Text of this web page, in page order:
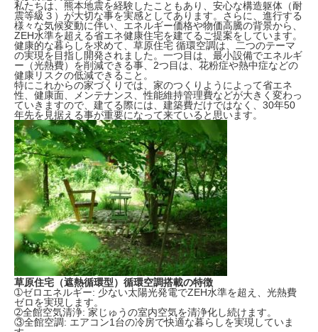
私たちは、熊本地震を経験したこともあり、安心な構造躯体（耐
震等級３）が大切な事を実感としてあります。さらに、進行する
様々な気候変動に伴い、エネルギー価格や物価高騰の背景から、
ZEH水準を超える省エネ健康住宅を建てるご提案をしています。
健康的な暮らしを求めて、草原住宅 循環空調は、二つのテーマ
の実現を目指し開発されました。一つ目は、最小設備でエネルギ
ー（光熱費）を削減できる事、2つ目は、花粉症や熱中症などの
健康リスクの低減できること。
特にこれからの家づくりでは、家のつくりようによって省エネ
性、健康面、メンテナンス、性能維持管理費などが大きく変わっ
ていきますので、建てる際には、建築費だけではなく、30年50
年先を見据える事が重要になって来ていると思います。
草原住宅（遮熱循環型）循環空調搭載の特徴
➀ゼロエネルギー: 少ない太陽光発電でZEH水準を超え、光熱費
ゼロを実現します。
➁全館空気清浄: 家じゅうの室内空気を清浄化し続けます。
③全館空調: エアコン1台の冷房で快適な暮らしを実現していま